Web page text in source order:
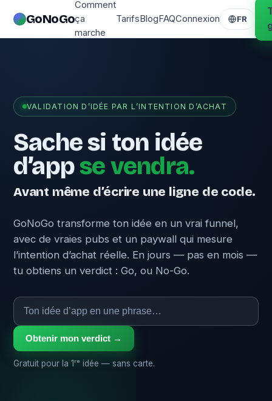
GoNoGo
Comment
ça
marche
TarifsBlogFAQConnexion FR
VALIDATION D’IDÉE PAR L’INTENTION D’ACHAT
Sache si ton idée
d’appse vendra.
Avant même d’écrire une ligne de code.
GoNoGo transforme ton idée en un vrai funnel,
avec de vraies pubs et un paywall qui mesure
l’intention d’achat réelle. En jours — pas en mois —
tu obtiens un verdict : Go, ou No-Go.
Obtenir mon verdict →
Gratuit pour la 1ʳᵉ idée — sans carte.